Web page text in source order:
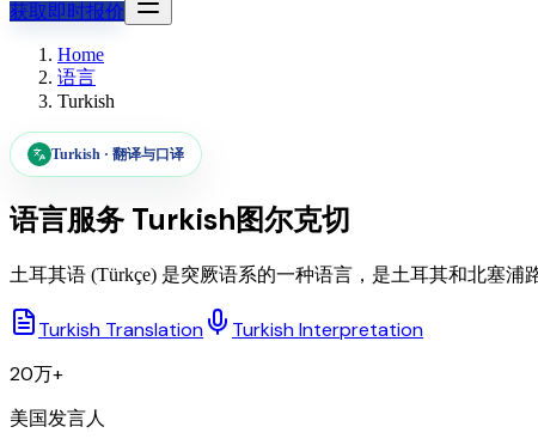
获取即时报价
Home
语言
Turkish
Turkish · 翻译与口译
语言服务 Turkish图尔克切
土耳其语 (Türkçe) 是突厥语系的一种语言，是土耳其和北塞浦
Turkish Translation
Turkish Interpretation
20万+
美国发言人